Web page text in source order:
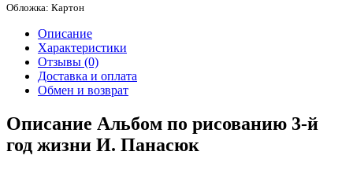
Обложка: Картон
Описание
Характеристики
Отзывы (0)
Доставка и оплата
Обмен и возврат
Описание Альбом по рисованию 3-й
год жизни И. Панасюк